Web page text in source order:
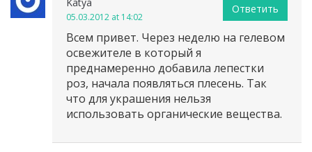
05.03.2012 at 14:02
Всем привет. Через неделю на гелевом
освежителе в который я
преднамеренно добавила лепестки
роз, начала появляться плесень. Так
что для украшения нельзя
использовать органические вещества.
Ответить